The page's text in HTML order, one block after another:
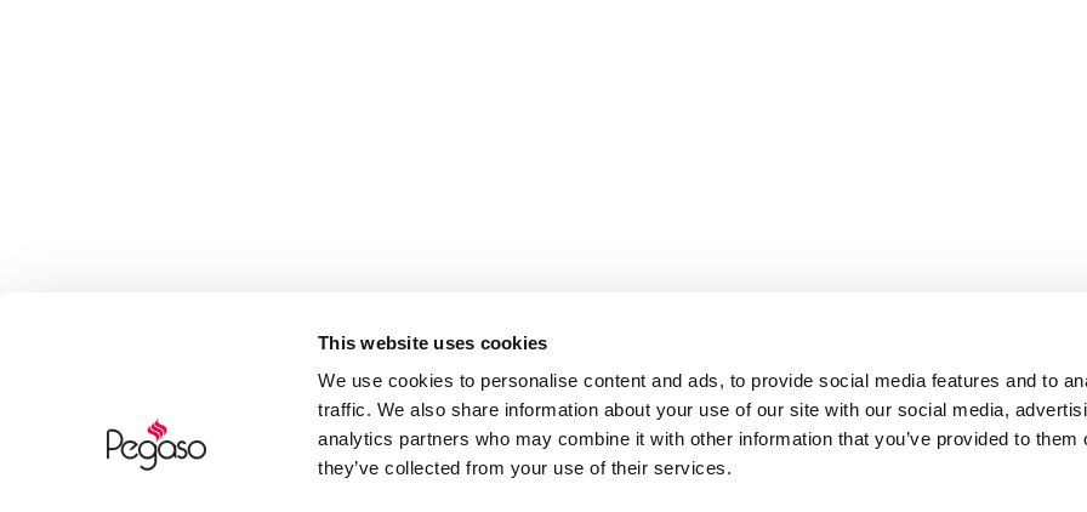
This website uses cookies
We use cookies to personalise content and ads, to provide social media features and to
traffic. We also share information about your use of our site with our social media,
analytics partners who may combine it with other information that you’ve provided to them
they’ve collected from your use of their services.